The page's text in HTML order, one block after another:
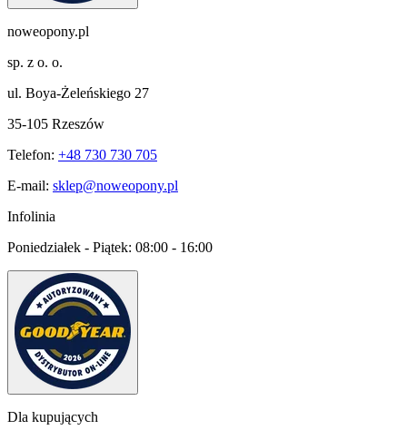
noweopony.pl
sp. z o. o.
ul. Boya-Żeleńskiego 27
35-105 Rzeszów
Telefon: +48 730 730 705
E-mail: sklep@noweopony.pl
Infolinia
Poniedziałek - Piątek: 08:00 - 16:00
Dla kupujących